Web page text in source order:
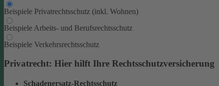
Beispiele Privatrechtsschutz (inkl. Wohnen)
Beispiele Arbeits- und Berufsrechtsschutz
Beispiele Verkehrsrechtsschutz
Privatrecht: Hier hilft Ihre Rechtsschutzversicherung
Schadenersatz-Rechtsschutz